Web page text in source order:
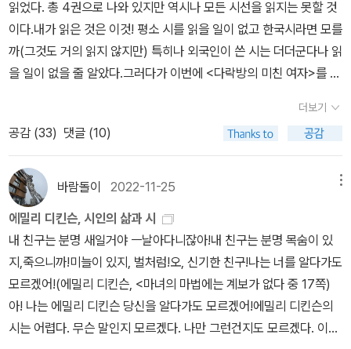
에밀리 디킨슨이 생전에 발표한 시는 7편 정도에 불과하다. 그녀의
시는 당시의 문학계에서는 수용하기 힘든 파격성과 도발성을 띤 실험
시들이었다는 평가가 지배적이다. 디킨슨은 평단에서 외면 당한 후
자기 스스로 평단을 외면했다. 그러나 책을 읽고 시를 쓰는 일만큼은
게을리하지 않았다. 아니, 그 누구보다 열심히 읽고 날마다 썼다. 그녀
가 글을 쓰는 시간은 매일 새벽 세 시부터 아침 식사 준비 전까지였다.
그런 책자를 ‘파시클 fascicle‘이라고 부른다. 디킨슨이 이렇게 만든
시집은 모두 44권이었고 시의 수는 무려 1800여 편에 이르렀다.에
밀리 디킨슨은 1830년 12월 10일에 태어나 1886년 5월 15일에 눈
을 감았다. 인생 후반부에는 ‘신경쇠약‘으로 건강이 좋지 않았다. 그녀
의 신경증은 오래 전부터 내재되어 있던 질환이었을 것이고, 어느 순
간 통증이 격발했을 것이다. ˝나를 피곤하게 하는 것은 오랫동안 쌓여
온 슬픔이야. 그게 전부야.˝(<<진리의 발견>> 586쪽) 라고 디킨슨
은 한 친구에게 말했다. 마리아 포포바는 고작 55세의 나이로 세상을
'새벽으로 만든 집'이었던 것으로 기억한다)을 첫 책으로 내놓은 것을
보고, 오, 뭔가 좀 아는 출판사로군, 싶었는데 이후로도 줄곧 인디언
혈통 작가들의 인디언 소재 작품들을 내놓는 것을 보니, 아예 작정하
반, 뭐, 그런 기분이 들었다. 그런데 아까 궁금해서 구글링해 보니, 솔
출판사의 SNS에 신간 홍보가 되어 있는 것으로 미루어, 아마 그 계
열사나 자회사 같은 것이 아닐까 싶기도 하다.인디언을 소재로 한 작
품이야 적지 않겠지만, 추리소설가 토니 힐러먼의 경우처럼 (최근 그
의 회고록이 중고샵에 있기에 구입했다. 그가 나바호족에 관심을 갖
게 된 계기였다는 참전 용사들의 정화 의식에 대한 내용은 자세히 실
려 있지 않아서 아쉬웠는데, 그의 첫 작품에서 구체적으로 묘사되어
있기 때문인지도 모르겠다. 개인적으로는 그 의식이 조지프 캠벨이
연구/기록했다는 인디언 참전 용사들의 출정 의식과도 한 쌍이 아닐
까 싶어서 살펴보고 싶었던 것인데, 그 내용은 캠벨의 첫 저서에 집약
되었고 훗날 '창작 신화'인지 '원시 신화'인지에도 구체적으로 나왔던
집을 읽으세요^^)책은 제법 읽은 것 같은데 막상 막 좋았었던 책을 추
스리니 그렇게 눈에 들어오는 것은 그닥 없어 보여 의문이었다가, 막
상 순위 정하려고 보니 책 제목들이 눈에 밟히기 시작했다. 결정을 잘
못하는 나로선 남들처럼 쿨하게 딱 세 권! 딱 다섯 권! 딱 한 권!이렇게
정하기가 넘 어렵더라는~그래서 가장 좋았던 책 고르라는 제목의 서
술형은 답하기가 참 곤란하던데...암튼 분야별로 그냥 느낌이 좋았던
이 종류다 보니 소설 분야부터 찾아보았는데 22년도에는 외국 소설
을 많이 읽었더라. 한국 소설은 달랑 다섯 권 정도 읽었다. 소설도 한
국 소설 위주로 읽는 사람인데 22 년도에는 다미여 덕분에 외국 소설,
그것도 영미 소설 분야 집계수가 엄청나게 올라 50 권이 넘었다. 이
걸 자랑이라고 할 수 있는 것은 그만큼 외국 소설을 잘 못 읽는, 아니
안 읽는 사람이었다는 걸 증명하는.....그래서 누적된 영미소설은 52
권!!!!자랑스럽네!!!암튼, 각설하고 외국 소설 중 1 위는 엘리자베스
스트라우트의 <올리브 키터리지>, <다시, 올리브> 요 두 권이다.며
읽었다. 총 4권으로 나와 있지만 역시나 모든 시선을 읽지는 못할 것
이다.내가 읽은 것은 이것! 평소 시를 읽을 일이 없고 한국시라면 모를
까(그것도 거의 읽지 않지만) 특히나 외국인이 쓴 시는 더더군다나 읽
을 일이 없을 줄 알았다.그러다가 이번에 <다락방의 미친 여자>를 읽
한 자연을 소재로 한 시집을 골랐다. 얼마 전 해설서를 사기는 했으나
그것을 읽기 전 온전히 내 감정으로 먼저 읽어보고 싶었다.물음표가
되는 시들이 많지만 그래도 가끔은 나를 붙드는 시들이 있어서 각 시
에 내가 이해하고 느낀 것을 짧게나마 기록했다.나는 역시 내면에 숨
은 의미보다는 그저 느껴지는 분위기를 탐지할 뿐이다.작가가 의도한
바가 무엇인지 가 닿지 못했더라도 괜찮다 생각한다.시라는 것은 결
국 읽는 이가 무엇을 느꼈다면 그걸로 된 것이 아닐까.전진은 인생의
조건무덤은 계주일 뿐종착점이 있기에그렇게 미움받는다 -불 켜지지
않은 터널벽 하나 있는 삶이더 낫다고 우리는 생각한다전혀 존재하지
않느니 -Advance is Life's conditionThe Grave but a RelayS
upposed to be a terminusThat makes it hated so -The Tun
더보기
공감 (33) 댓글 (10)
바람돌이 2022-11-25
에밀리 디킨슨, 시인의 삶과 시
내 친구는 분명 새일거야 ㅡ날아다니잖아!내 친구는 분명 목숨이 있
지,죽으니까!미늘이 있지, 벌처럼!오, 신기한 친구!나는 너를 알다가도
모르겠어!(에밀리 디킨슨, <마녀의 마법에는 계보가 없다 중 17쪽)
아! 나는 에밀리 디킨슨 당신을 알다가도 모르겠어!에밀리 디킨슨의
시는 어렵다. 무슨 말인지 모르겠다. 나만 그런건지도 모르겠다. 이곳